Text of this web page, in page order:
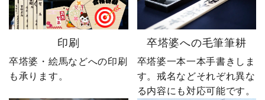
印刷
卒塔婆・絵馬などへの印刷
も承ります。
卒塔婆への毛筆筆耕
卒塔婆一本一本手書きしま
す。戒名などそれぞれ異な
る内容にも対応可能です。